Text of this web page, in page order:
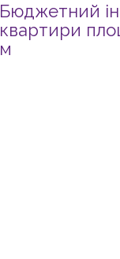
Бюджетний
квартири
м